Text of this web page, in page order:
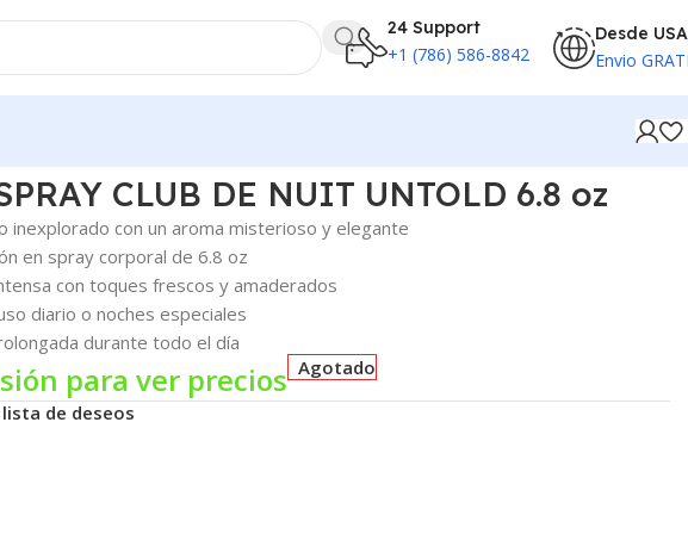
24 Support
+1 (786) 586-8842
Desde USA
Envio
CLUB DE NUIT UNTOLD 6.8 oz
inexplorado con un aroma misterioso y elegante
en spray corporal de 6.8 oz
con toques frescos y amaderados
diario o noches especiales
durante todo el día
para ver precios Agotado
de deseos